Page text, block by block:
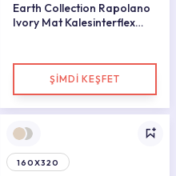
Earth Collection Rapolano
Ivory Mat Kalesinterflex
ŞİMDİ KEŞFET
160X320